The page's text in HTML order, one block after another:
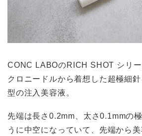
CONC LABOのRICH SHOT シリ
クロニードルから着想した超極細
型の注入美容液。
先端は長さ0.2mm、太さ0.1mmの
うに中空になっていて、先端から